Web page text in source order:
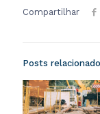
Compartilhar
Posts